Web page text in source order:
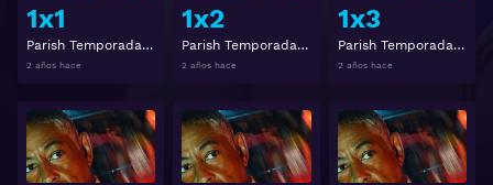
1x1
Parish Temporada 1 Capítulo 1
2 años hace
1x2
Parish Temporada 1 Capítulo 2
2 años hace
1x3
Parish Temporada 1 Capítulo 3
2 años hace
Ver Ver